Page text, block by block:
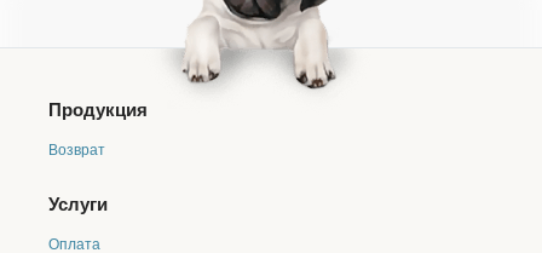
Продукция
Возврат
Услуги
Оплата